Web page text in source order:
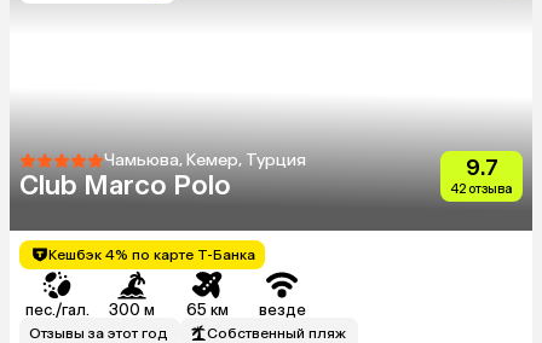
Чамьюва, Кемер, Турция
Club Marco Polo
9.7
42 отзыва
Кешбэк 4% по карте Т-Банка
пес./гал. 300 м 65 км везде
Отзывы за этот год
Собственный пляж